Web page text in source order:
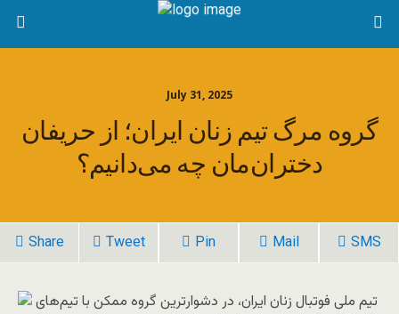
July 31, 2025
گروه مرگ تیم زنان ایران؛ از حریفان
دختران‌مان چه می‌دانیم؟
Share Tweet Pin Mail SMS